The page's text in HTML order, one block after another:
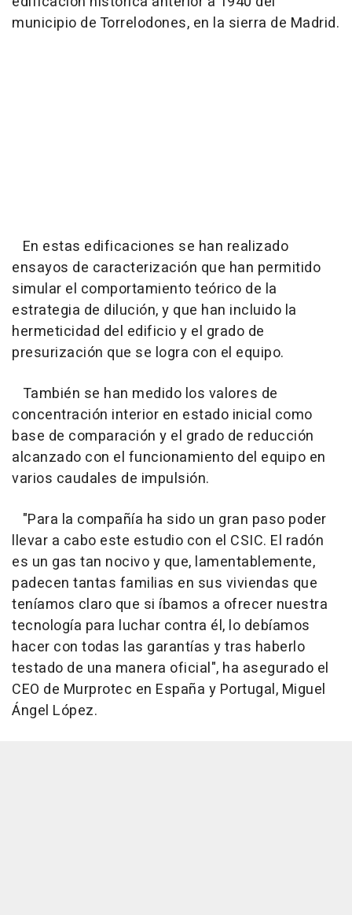
municipio de Torrelodones, en la sierra de Madrid.
En estas edificaciones se han realizado
ensayos de caracterización que han permitido
simular el comportamiento teórico de la
estrategia de dilución, y que han incluido la
hermeticidad del edificio y el grado de
presurización que se logra con el equipo.
También se han medido los valores de
concentración interior en estado inicial como
base de comparación y el grado de reducción
alcanzado con el funcionamiento del equipo en
varios caudales de impulsión.
"Para la compañía ha sido un gran paso poder
llevar a cabo este estudio con el CSIC. El radón
es un gas tan nocivo y que, lamentablemente,
padecen tantas familias en sus viviendas que
teníamos claro que si íbamos a ofrecer nuestra
tecnología para luchar contra él, lo debíamos
hacer con todas las garantías y tras haberlo
testado de una manera oficial", ha asegurado el
CEO de Murprotec en España y Portugal, Miguel
Ángel López.